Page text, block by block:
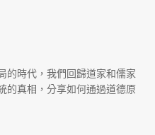
的時代，我們回歸道家和儒家
的真相，分享如何通過道德原